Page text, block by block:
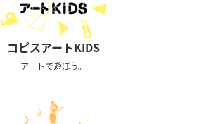
コピスアートKIDS
アートで遊ぼう。